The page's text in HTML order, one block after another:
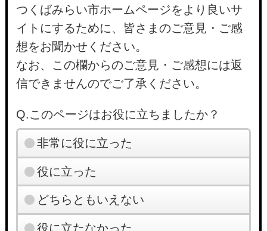
つくばみらい市ホームページをより良いサ
イトにするために、皆さまのご意見・ご感
想をお聞かせください。
なお、この欄からのご意見・ご感想には返
信できませんのでご了承ください。
Q.このページはお役に立ちましたか？
非常に役に立った
役に立った
どちらともいえない
役に立たなかった